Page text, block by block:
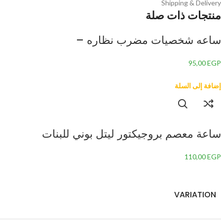
Shipping & Delivery
منتجات ذات صلة
ساعه شخصيات مضرب نظاره –
95,00EGP
إضافة إلى السلة
ساعة معصم بروجيكتور ليتل بوني للبنات
110,00EGP
VARIATION